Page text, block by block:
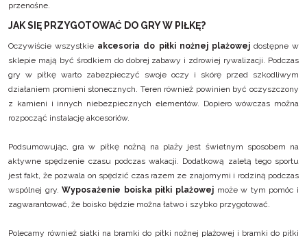
przenośne.
JAK SIĘ PRZYGOTOWAĆ DO GRY W PIŁKĘ?
Oczywiście wszystkie akcesoria do piłki nożnej plażowej dostępne w
sklepie mają być środkiem do dobrej zabawy i zdrowiej rywalizacji. Podczas
gry w piłkę warto zabezpieczyć swoje oczy i skórę przed szkodliwym
działaniem promieni słonecznych. Teren również powinien być oczyszczony
z kamieni i innych niebezpiecznych elementów. Dopiero wówczas można
rozpocząć instalację akcesoriów.
Podsumowując, gra w piłkę nożną na plaży jest świetnym sposobem na
aktywne spędzenie czasu podczas wakacji. Dodatkową zaletą tego sportu
jest fakt, że pozwala on spędzić czas razem ze znajomymi i rodziną podczas
wspólnej gry.Wyposażenie boiska piłki plażowej może w tym pomóc i
zagwarantować, że boisko będzie można łatwo i szybko przygotować.
Polecamy również siatki na bramki do piłki nożnej plażowej i bramki do piłki